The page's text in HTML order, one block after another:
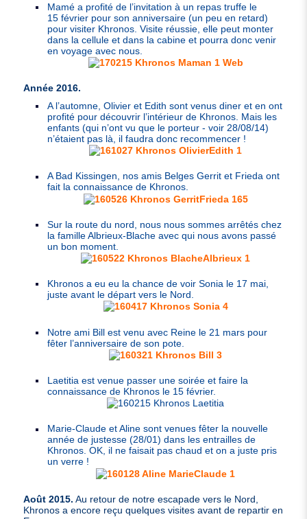
Mamé a profité de l’invitation à un repas truffe le
15 février pour son anniversaire (un peu en retard)
pour visiter Khronos. Visite réussie, elle peut monter
dans la cellule et dans la cabine et pourra donc venir
en voyage avec nous.
Année 2016.
A l’automne, Olivier et Edith sont venus diner et en ont
profité pour découvrir l’intérieur de Khronos. Mais les
enfants (qui n’ont vu que le porteur - voir 28/08/14)
n’étaient pas là, il faudra donc recommencer !
A Bad Kissingen, nos amis Belges Gerrit et Frieda ont
fait la connaissance de Khronos.
Sur la route du nord, nous nous sommes arrêtés chez
la famille Albrieux-Blache avec qui nous avons passé
un bon moment.
Khronos a eu eu la chance de voir Sonia le 17 mai,
juste avant le départ vers le Nord.
Notre ami Bill est venu avec Reine le 21 mars pour
fêter l’anniversaire de son pote.
Laetitia est venue passer une soirée et faire la
connaissance de Khronos le 15 février.
Marie-Claude et Aline sont venues fêter la nouvelle
année de justesse (28/01) dans les entrailles de
Khronos.OK, il ne faisait pas chaud et on a juste pris
un verre !
Août 2015. Au retour de notre escapade vers le Nord,
Khronos a encore reçu quelques visites avant de repartir en